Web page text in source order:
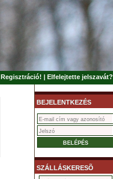
Regisztráció! | Elfelejtette jelszavát?
BEJELENTKEZÉS
SZÁLLÁSKERESÕ